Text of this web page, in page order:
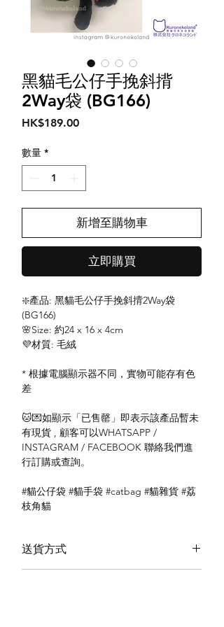
黑貓毛公仔手挽斜揹
2Way袋 (BG166)
HK$189.00價
數量 *
新增至購物車
立即購買
❇️產品: 黑貓毛公仔手挽斜揹2Way袋
(BG166)
🌸Size: 約24 x 16 x 4cm
💜材質: 毛絨
* 根據電腦顯示器不同，實物可能存有色
差
🐱💌如顯示「已售罄」即表示該產品暫未
有現貨 , 顧客可以WHATSAPP /
INSTAGRAM / FACEBOOK 聯絡我們進
行訂購或查詢。
#貓公仔袋 #貓手袋 #catbag #貓雜貨 #荔
枝角貓
送貨方式